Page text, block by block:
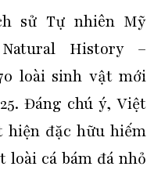
sử Tự nhiên Mỹ
History –
loài sinh vật mới
Đáng chú ý, Việt
hiện đặc hữu hiếm
cá bám đá nhỏ